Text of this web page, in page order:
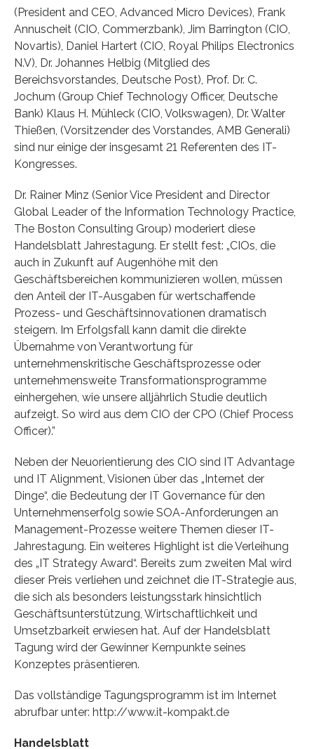
(President and CEO, Advanced Micro Devices), Frank
Annuscheit (CIO, Commerzbank), Jim Barrington (CIO,
Novartis), Daniel Hartert (CIO, Royal Philips Electronics
N.V), Dr. Johannes Helbig (Mitglied des
Bereichsvorstandes, Deutsche Post), Prof. Dr. C.
Jochum (Group Chief Technology Officer, Deutsche
Bank) Klaus H. Mühleck (CIO, Volkswagen), Dr. Walter
Thießen, (Vorsitzender des Vorstandes, AMB Generali)
sind nur einige der insgesamt 21 Referenten des IT-
Kongresses.
Dr. Rainer Minz (Senior Vice President and Director
Global Leader of the Information Technology Practice,
The Boston Consulting Group) moderiert diese
Handelsblatt Jahrestagung. Er stellt fest: „CIOs, die
auch in Zukunft auf Augenhöhe mit den
Geschäftsbereichen kommunizieren wollen, müssen
den Anteil der IT-Ausgaben für wertschaffende
Prozess- und Geschäftsinnovationen dramatisch
steigern. Im Erfolgsfall kann damit die direkte
Übernahme von Verantwortung für
unternehmenskritische Geschäftsprozesse oder
unternehmensweite Transformationsprogramme
einhergehen, wie unsere alljährlich Studie deutlich
aufzeigt. So wird aus dem CIO der CPO (Chief Process
Officer).”
Neben der Neuorientierung des CIO sind IT Advantage
und IT Alignment, Visionen über das „Internet der
Dinge“, die Bedeutung der IT Governance für den
Unternehmenserfolg sowie SOA-Anforderungen an
Management-Prozesse weitere Themen dieser IT-
Jahrestagung. Ein weiteres Highlight ist die Verleihung
des „IT Strategy Award“. Bereits zum zweiten Mal wird
dieser Preis verliehen und zeichnet die IT-Strategie aus,
die sich als besonders leistungsstark hinsichtlich
Geschäftsunterstützung, Wirtschaftlichkeit und
Umsetzbarkeit erwiesen hat. Auf der Handelsblatt
Tagung wird der Gewinner Kernpunkte seines
Konzeptes präsentieren.
Das vollständige Tagungsprogramm ist im Internet
abrufbar unter: http://www.it-kompakt.de
Handelsblatt